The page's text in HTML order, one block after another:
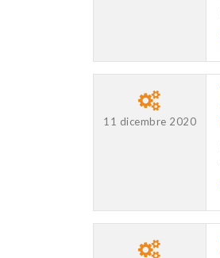
11 dicembre 2020